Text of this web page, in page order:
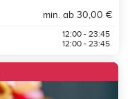
min. ab 30,00 €
12:00 - 23:45
12:00 - 23:45